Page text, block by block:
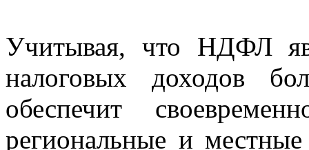
Учитывая, что НДФЛ
налоговых доходов
обеспечит
региональные и